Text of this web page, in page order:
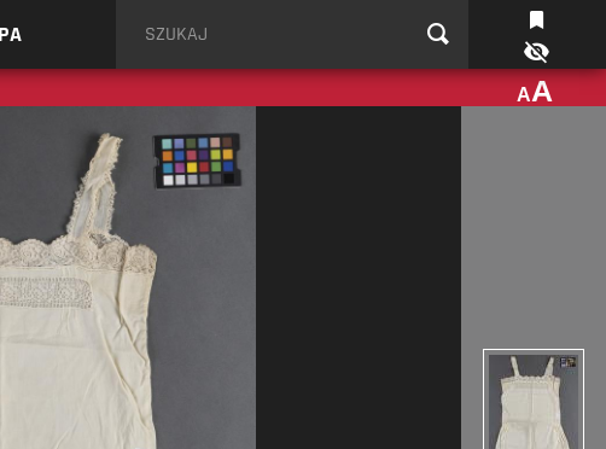
Szukaj
AA